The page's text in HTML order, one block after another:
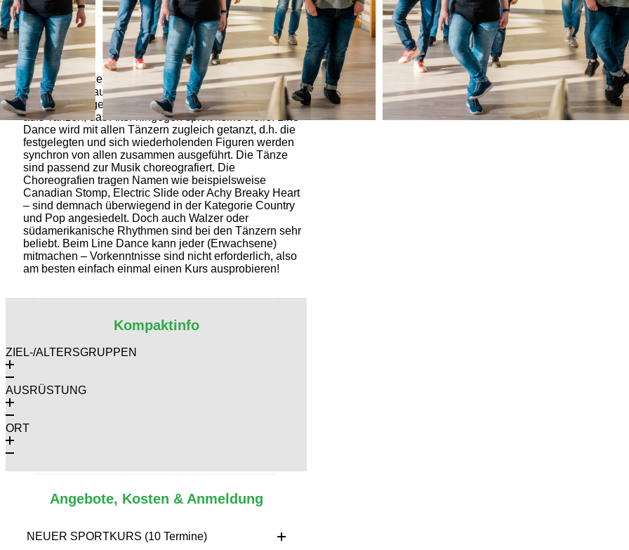
Allgemein
Der Line-Dance Kurs eignet sich für jeden, der zwei
Füße hat und auf 8 zählen kann. Weitere
Voraussetzungen sind die Freude am Lernen und Lust
aufs Tanzen, das Alter hingegen spielt keine Rolle. Line
Dance wird mit allen Tänzern zugleich getanzt, d.h. die
festgelegten und sich wiederholenden Figuren werden
synchron von allen zusammen ausgeführt. Die Tänze
sind passend zur Musik choreografiert. Die
Choreografien tragen Namen wie beispielsweise
Canadian Stomp, Electric Slide oder Achy Breaky Heart
– sind demnach überwiegend in der Kategorie Country
und Pop angesiedelt. Doch auch Walzer oder
südamerikanische Rhythmen sind bei den Tänzern sehr
beliebt. Beim Line Dance kann jeder (Erwachsene)
mitmachen – Vorkenntnisse sind nicht erforderlich, also
am besten einfach einmal einen Kurs ausprobieren!
Kompaktinfo
ZIEL-/ALTERSGRUPPEN
AUSRÜSTUNG
ORT
Angebote, Kosten & Anmeldung
NEUER SPORTKURS (10 Termine)